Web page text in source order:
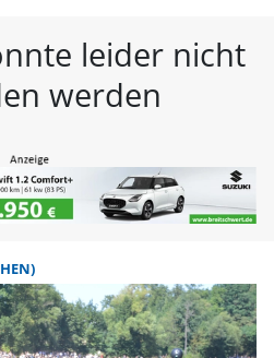
leider nicht
werden